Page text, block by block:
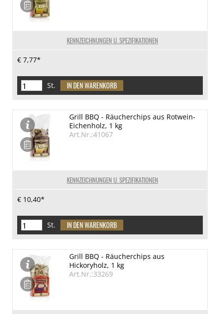
KENNZEICHNUNGEN U. SPEZIFIKATIONEN
€ 7,77*
St.
KENNZEICHNUNGEN U. SPEZIFIKATIONEN
Grill BBQ - Räucherchips aus Rotwein-
Eichenholz, 1 kg
Art.Nr.:41067
€ 10,40*
St.
Grill BBQ - Räucherchips aus
Hickoryholz, 1 kg
Art.Nr.:33269